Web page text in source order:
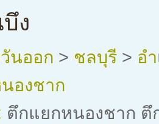
ง
นออก > ชลบุรี > อ
องชาก
ตึกแยกหนองชาก ตึ